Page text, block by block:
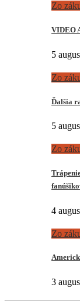
Zo
VIDEO
5
Zo
Ďalšia
5
Zo
4
Zo
3